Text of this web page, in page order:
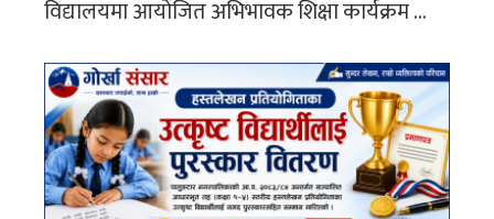
विद्यालयमा आयोजित अभिभावक शिक्षा कार्यक्रम ...